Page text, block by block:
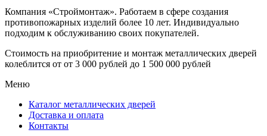
Компания «Строймонтаж». Работаем в сфере создания
противопожарных изделий более 10 лет. Индивидуально
подходим к обслуживанию своих покупателей.
Стоимость на приобритение и монтаж металлических дверей
колеблится от от 3 000 рублей до 1 500 000 рублей
Меню
Каталог металлических дверей
Доставка и оплата
Контакты